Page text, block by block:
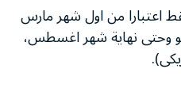
مروحية ولكنه سيقوم بتخفيضها إلى 12 مروحية فقط اعتبارا من اول شهر مارس
من شهر يونيو وحتى نهاية شهر اغسطس،